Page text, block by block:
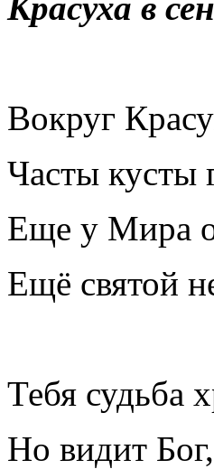
Вокруг
Часты кусты
Еще у Мира
Ещё святой
Тебя судьба
Но видит